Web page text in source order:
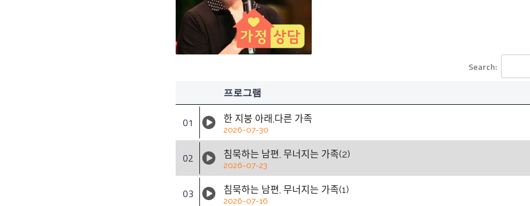
Search:
프로그램
01 한 지붕 아래,다른 가족
2026-07-30
02 침묵하는 남편, 무너지는 가족(2)
2026-07-23
03 침묵하는 남편, 무너지는 가족(1)
2026-07-16